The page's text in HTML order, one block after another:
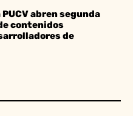
abren segunda
contenidos
de